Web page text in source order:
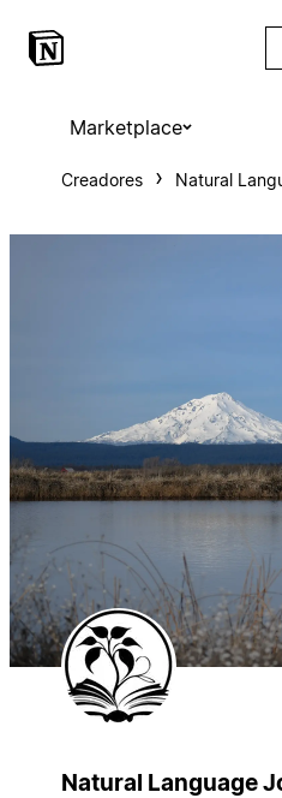
Marketplace
Creadores Natural
Natural Language